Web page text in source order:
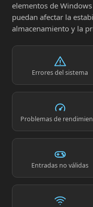
elementos de
puedan afectar la
almacenamiento y la
Errores del sistema
Problemas de
Entradas no válidas